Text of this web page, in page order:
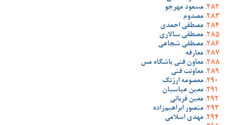
مسعود مهرجو
مصدوم
مصطفی احمدی
مصطفی سالاری
مصطفی شجاعی
معارفه
معاون فنی باشگاه مس
معاونت فنی
معصومه ارژنگ
معین عباسیان
معین قربانی
منصور ابراهیم‌زاده
مهدی اسلامی